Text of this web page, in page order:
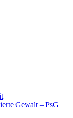
Gewalt – PsG